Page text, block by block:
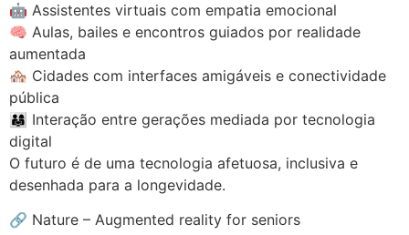
🤖 Assistentes virtuais com empatia emocional
🧠 Aulas, bailes e encontros guiados por realidade
aumentada
🏘️ Cidades com interfaces amigáveis e conectividade
pública
👨‍👩‍👧 Interação entre gerações mediada por tecnologia
digital
O futuro é de uma tecnologia afetuosa, inclusiva e
desenhada para a longevidade.
🔗 Nature – Augmented reality for seniors